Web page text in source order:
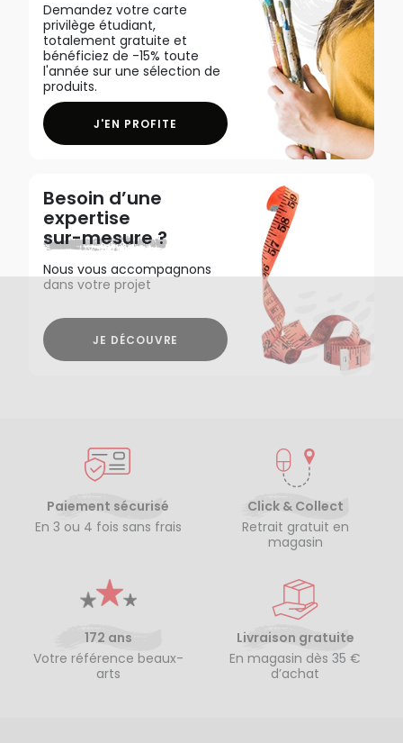
Demandez votre carte
privilège étudiant,
totalement gratuite et
bénéficiez de -15% toute
l'année sur une sélection de
produits.
J'EN PROFITE
Besoin d’une
expertise
sur-mesure ?
Nous vous accompagnons
dans votre projet
JE DÉCOUVRE
Paiement sécurisé
En 3 ou 4 fois sans frais
Click & Collect
Retrait gratuit en
magasin
172 ans
Votre référence beaux-
arts
Livraison gratuite
En magasin dès 35 €
d’achat